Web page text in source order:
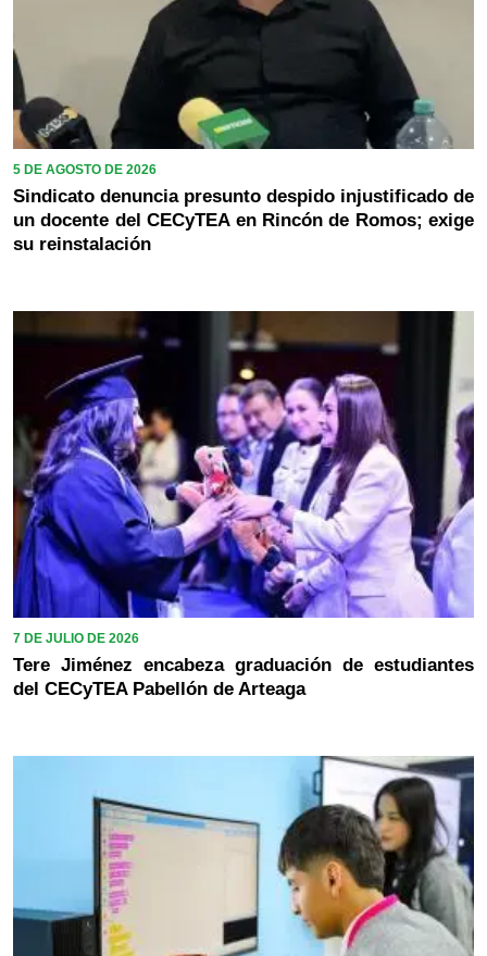
5 DE AGOSTO DE 2026
Sindicato denuncia presunto despido injustificado de
un docente del CECyTEA en Rincón de Romos; exige
su reinstalación
7 DE JULIO DE 2026
Tere Jiménez encabeza graduación de estudiantes
del CECyTEA Pabellón de Arteaga